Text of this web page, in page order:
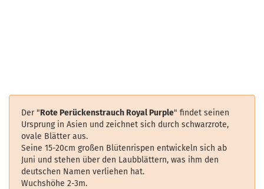
Der "Rote Perückenstrauch Royal Purple" findet seinen
Ursprung in Asien und zeichnet sich durch schwarzrote,
ovale Blätter aus.
Seine 15-20cm großen Blütenrispen entwickeln sich ab
Juni und stehen über den Laubblättern, was ihm den
deutschen Namen verliehen hat.
Wuchshöhe 2-3m.